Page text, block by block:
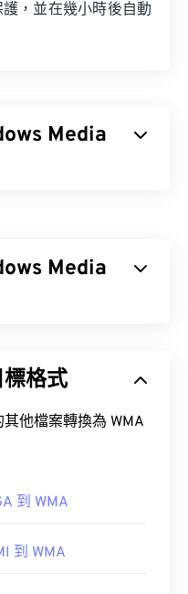
，並在幾小時後自動
Media
式 (ASF) 的數位容器
檔案格式。但是，請
Media
自 1999 年誕生以
格式
檔案轉換為 WMA
到 WMA
到 WMA